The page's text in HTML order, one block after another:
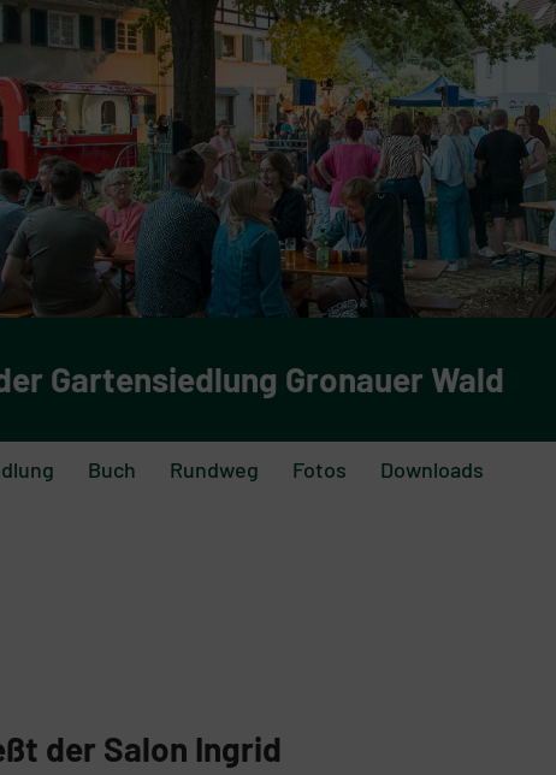
Gartensiedlung Gronauer Wald
Buch Rundweg Fotos Downloads
der Salon Ingrid